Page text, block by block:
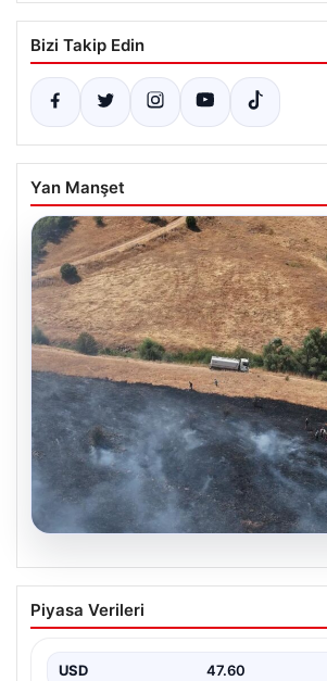
Bizi Takip Edin
Yan Manşet
05.08.2026
Tunceli’de otluk alandan
sıçrayan yangın söndürüldü
Piyasa Verileri
USD 47.60